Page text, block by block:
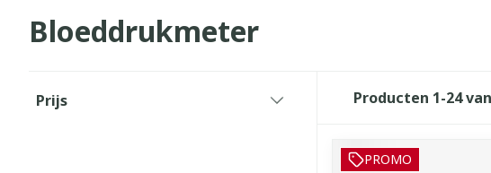
Bloeddrukmeter
Prijs
Producten 1-24van
PROMO